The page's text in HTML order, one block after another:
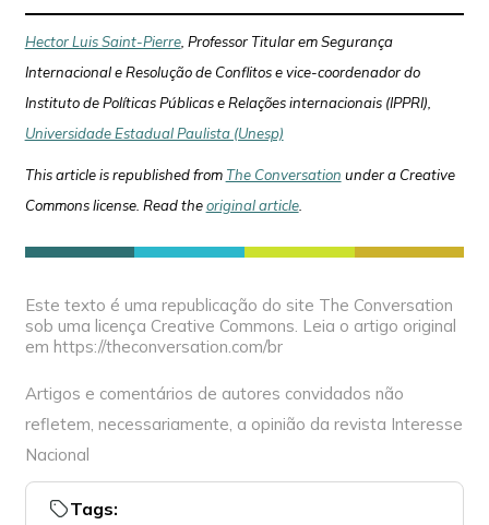
Hector Luis Saint-Pierre, Professor Titular em Segurança
Internacional e Resolução de Conflitos e vice-coordenador do
Instituto de Políticas Públicas e Relações internacionais (IPPRI),
Universidade Estadual Paulista (Unesp)
This article is republished from The Conversation under a Creative
Commons license. Read theoriginal article.
Este texto é uma republicação do site The Conversation
sob uma licença Creative Commons. Leia o artigo original
em https://theconversation.com/br
Artigos e comentários de autores convidados não
refletem, necessariamente, a opinião da revista Interesse
Nacional
Tags: